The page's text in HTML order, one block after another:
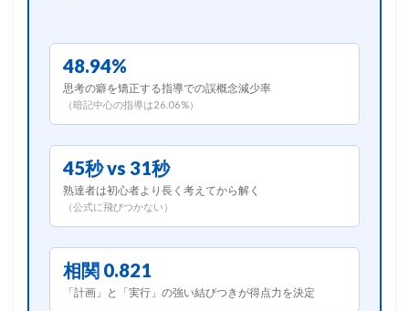
48.94%
思考の癖を矯正する指導での誤概念減少率
（暗記中心の指導は26.06%）
45秒 vs 31秒
熟達者は初心者より長く考えてから解く
（公式に飛びつかない）
相関 0.821
「計画」と「実行」の強い結びつきが得点力を決定